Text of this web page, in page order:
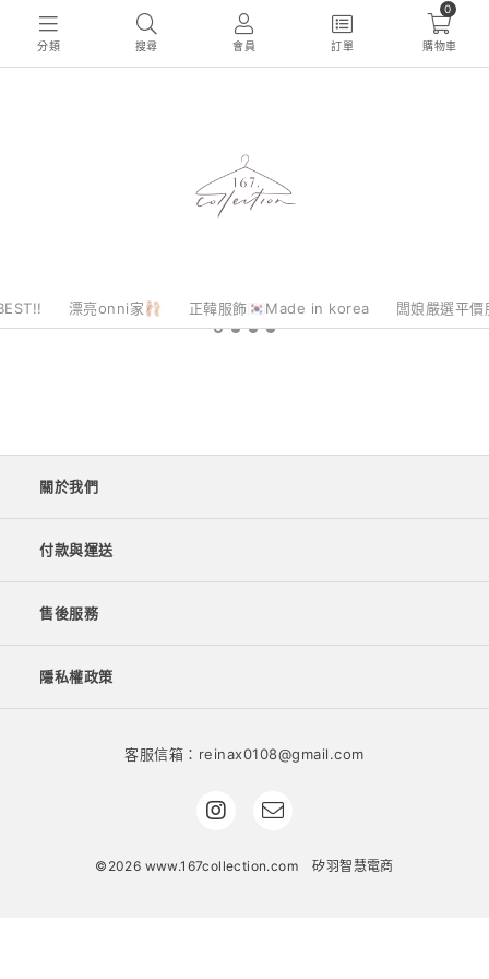
分類 搜尋 會員 訂單
0
購物車
漂亮onni家🩰 正韓服飾🇰🇷Made in korea 闆娘嚴選平價
關於我們
付款與運送
售後服務
隱私權政策
客服信箱：reinax0108@gmail.com
©2026 www.167collection.com 矽羽智慧電商